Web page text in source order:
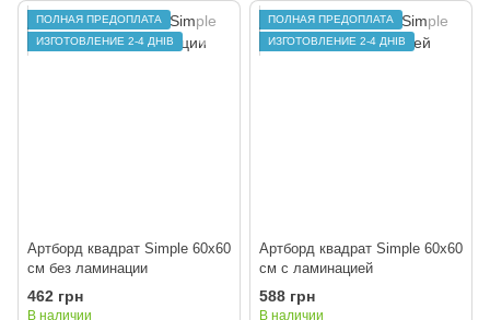
ПОЛНАЯ ПРЕДОПЛАТА
ИЗГОТОВЛЕНИЕ 2-4 ДНІВ
Артборд квадрат Simple 60х60
см без ламинации
462 грн
В наличии
ПОЛНАЯ ПРЕДОПЛАТА
ИЗГОТОВЛЕНИЕ 2-4 ДНІВ
Артборд квадрат Simple 60х60
см с ламинацией
588 грн
В наличии